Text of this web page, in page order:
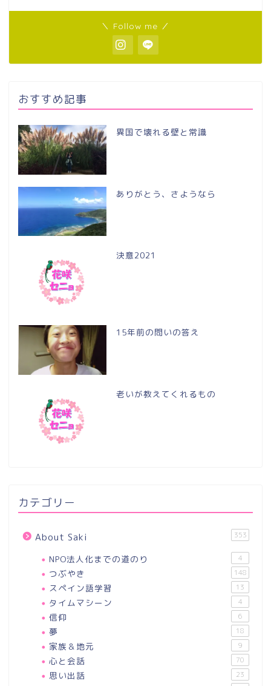
＼ Follow me ／
おすすめ記事
異国で壊れる壁と常識
ありがとう、さようなら
決意2021
15年前の問いの答え
老いが教えてくれるもの
カテゴリー
About Saki 353
NPO法人化までの道のり 4
つぶやき 148
スペイン語学習 13
タイムマシーン 4
信仰 6
夢 18
家族＆地元 9
心と会話 70
思い出話 23